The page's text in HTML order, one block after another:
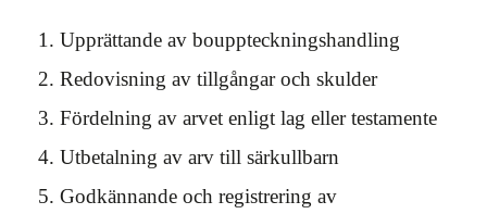
Upprättande av bouppteckningshandling
Redovisning av tillgångar och skulder
Fördelning av arvet enligt lag eller testamente
Utbetalning av arv till särkullbarn
Godkännande och registrering av